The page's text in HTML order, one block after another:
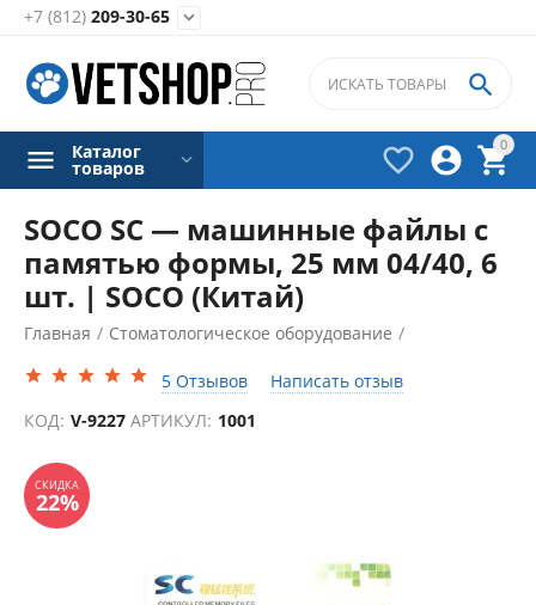
+7 (812) 209-30-65 
0




Каталог
товаров
SOCO SC — машинные файлы с
памятью формы, 25 мм 04/40, 6
шт. | SOCO (Китай)
Главная / Стоматологическое оборудование /
Эндодонтические инструменты /
5 Отзывов
Написать отзыв
КОД: V-9227 АРТИКУЛ: 1001